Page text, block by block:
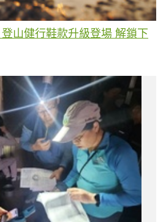
登山健行鞋款升級登場 解鎖下